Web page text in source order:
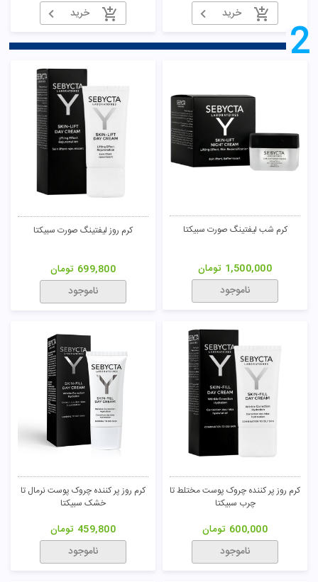
خرید
خرید
2
کرم شب لیفتینگ صورت سبیکتا
1,500,000 تومان
ناموجود
کرم روز لیفتینگ صورت سبیکتا
699,800 تومان
ناموجود
کرم روز پر کننده چروک پوست مختلط تا
چرب سبیکتا
600,000 تومان
ناموجود
کرم روز پر کننده چروک پوست نرمال تا
خشک سبیکتا
459,800 تومان
ناموجود